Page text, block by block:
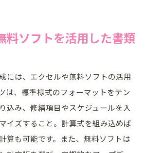
料ソフトを活用した書類
には、エクセルや無料ソフトの活用
は、標準様式のフォーマットをテン
込み、修繕項目やスケジュールを入
イズすること。計算式を組み込めば
算も可能です。また、無料ソフトは